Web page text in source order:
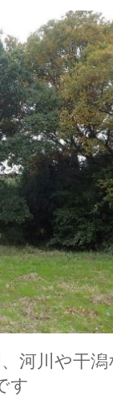
河川や干
す